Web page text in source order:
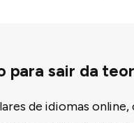
para sair da
de idiomas online,